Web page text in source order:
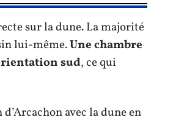
sur la dune. La majorité
lui-même.Une chambre
sud, ce qui
avec la dune en